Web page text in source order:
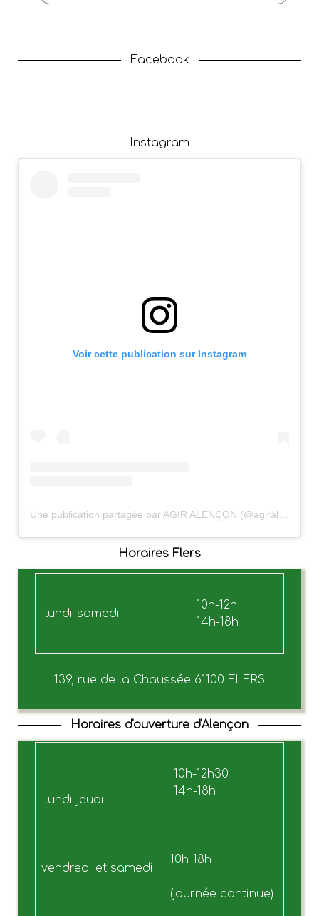
Facebook
Instagram
Voir cette publication sur Instagram
Une publication partagée par AGIR ALENÇON (@agiralencon)
Horaires Flers
lundi-samedi
10h-12h
14h-18h
139, rue de la Chaussée 61100 FLERS
Horaires d'ouverture d'Alençon
lundi-jeudi
vendredi et samedi
10h-12h30
14h-18h
10h-18h
(journée continue)